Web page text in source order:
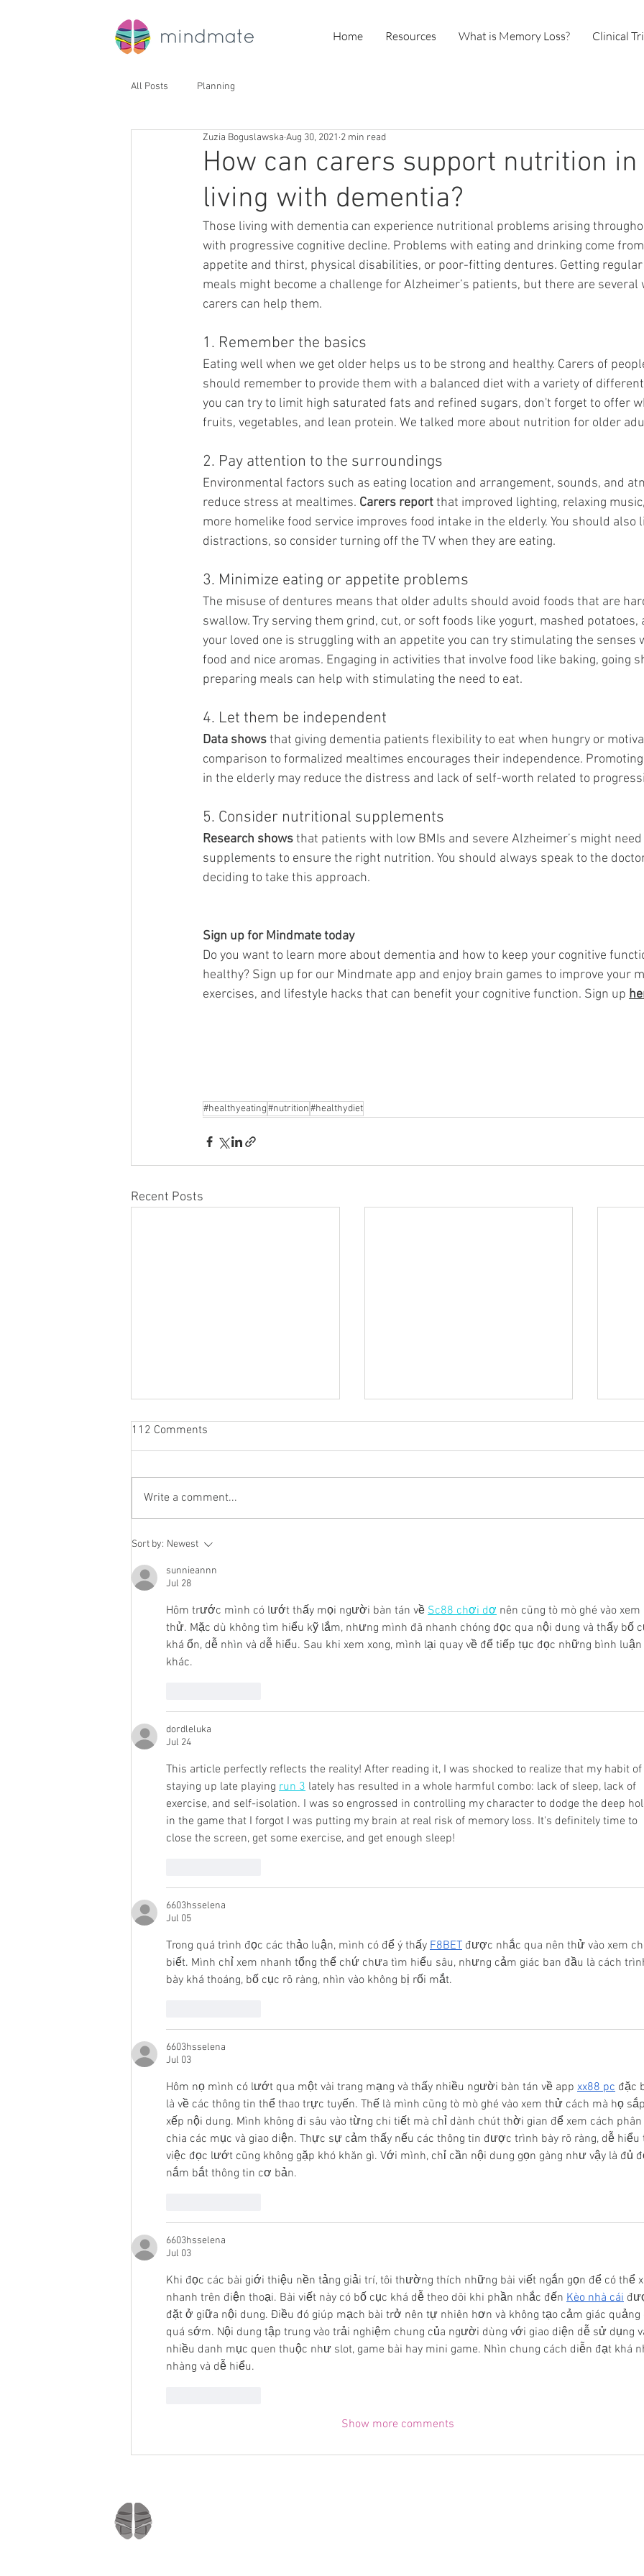
Home Resources What is Memory Loss? Clinical
All Posts Planning
How can carers support nutrition in
living with dementia?
Zuzia Boguslawska Aug 30, 2021 2 min read
Those living with dementia can experience nutritional problems arising
with progressive cognitive decline. Problems with eating and drinking come
appetite and thirst, physical disabilities, or poor-fitting dentures. Getting
meals might become a challenge for Alzheimer’s patients, but there are several
carers can help them.
1. Remember the basics
Eating well when we get older helps us to be strong and healthy. Carers of
should remember to provide them with a balanced diet with a variety of
you can try to limit high saturated fats and refined sugars, don't forget to offer
fruits, vegetables, and lean protein. We talked more about nutrition for older
2. Pay attention to the surroundings
Environmental factors such as eating location and arrangement, sounds, and
reduce stress at mealtimes. Carers report that improved lighting, relaxing
more homelike food service improves food intake in the elderly. You should also
distractions, so consider turning off the TV when they are eating.
3. Minimize eating or appetite problems
The misuse of dentures means that older adults should avoid foods that are
swallow. Try serving them grind, cut, or soft foods like yogurt, mashed potatoes,
your loved one is struggling with an appetite you can try stimulating the senses
food and nice aromas. Engaging in activities that involve food like baking, going
preparing meals can help with stimulating the need to eat.
4. Let them be independent
Data shows that giving dementia patients flexibility to eat when hungry or
comparison to formalized mealtimes encourages their independence.
in the elderly may reduce the distress and lack of self-worth related to
5. Consider nutritional supplements
Research shows that patients with low BMIs and severe Alzheimer’s might
supplements to ensure the right nutrition. You should always speak to the
deciding to take this approach.
Sign up for Mindmate today
Do you want to learn more about dementia and how to keep your cognitive
healthy? Sign up for our Mindmate app and enjoy brain games to improve your
exercises, and lifestyle hacks that can benefit your cognitive function. Sign up
#healthyeating#nutrition#healthydiet
Recent Posts
Staying socially active during
112 Comments
Write a comment...
Sort by: Newest
sunnieannn
Jul 28
Hôm trước mình có lướt thấy mọi người bàn tán về Sc88 chơi dơ nên cũng tò mò ghé vào xem
thử. Mặc dù không tìm hiểu kỹ lắm, nhưng mình đã nhanh chóng đọc qua nội dung và thấy bố
khá ổn, dễ nhìn và dễ hiểu. Sau khi xem xong, mình lại quay về để tiếp tục đọc những bình luận
khác.
dordleluka
Jul 24
This article perfectly reflects the reality! After reading it, I was shocked to realize that my habit of
staying up late playing run 3 lately has resulted in a whole harmful combo: lack of sleep, lack of
exercise, and self-isolation. I was so engrossed in controlling my character to dodge the deep
in the game that I forgot I was putting my brain at real risk of memory loss. It's definitely time to
close the screen, get some exercise, and get enough sleep!
6603hsselena
Jul 05
Trong quá trình đọc các thảo luận, mình có để ý thấy F8BET được nhắc qua nên thử vào xem
biết. Mình chỉ xem nhanh tổng thể chứ chưa tìm hiểu sâu, nhưng cảm giác ban đầu là cách
bày khá thoáng, bố cục rõ ràng, nhìn vào không bị rối mắt.
6603hsselena
Jul 03
Hôm nọ mình có lướt qua một vài trang mạng và thấy nhiều người bàn tán về app xx88 pc đặc
là về các thông tin thể thao trực tuyến. Thế là mình cũng tò mò ghé vào xem thử cách mà họ sắp
xếp nội dung. Mình không đi sâu vào từng chi tiết mà chỉ dành chút thời gian để xem cách phân
chia các mục và giao diện. Thực sự cảm thấy nếu các thông tin được trình bày rõ ràng, dễ hiểu
việc đọc lướt cũng không gặp khó khăn gì. Với mình, chỉ cần nội dung gọn gàng như vậy là đủ
nắm bắt thông tin cơ bản.
6603hsselena
Jul 03
Khi đọc các bài giới thiệu nền tảng giải trí, tôi thường thích những bài viết ngắn gọn để có thể
nhanh trên điện thoại. Bài viết này có bố cục khá dễ theo dõi khi phần nhắc đến Kèo nhà cái
đặt ở giữa nội dung. Điều đó giúp mạch bài trở nên tự nhiên hơn và không tạo cảm giác quảng
quá sớm. Nội dung tập trung vào trải nghiệm chung của người dùng với giao diện dễ sử dụng
nhiều danh mục quen thuộc như slot, game bài hay mini game. Nhìn chung cách diễn đạt khá
nhàng và dễ hiểu.
Show more comments